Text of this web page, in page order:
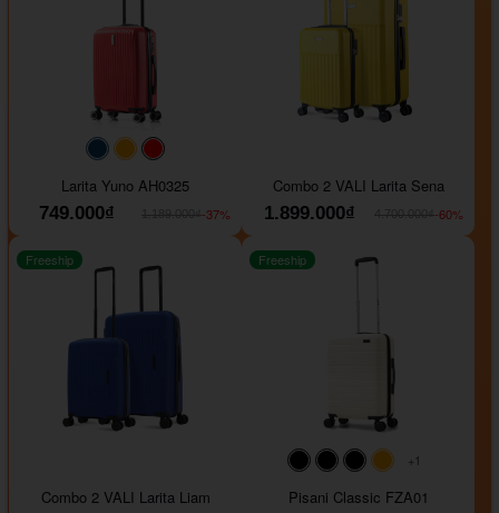
#093f69#ffa500
Larita Yuno AH0325
749.000₫
-37%
Combo 2 VALI Larita Sena
1.899.000₫
-60%
Freeship
Combo 2 VALI Larita Liam
#000000#000000
#000000
#ffa500
+1
Freeship
Pisani Classic FZA01